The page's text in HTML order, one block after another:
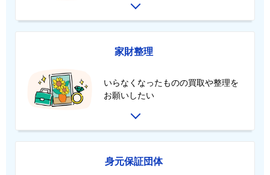
家財整理
いらなくなったものの買取や整理を
お願いしたい
身元保証団体